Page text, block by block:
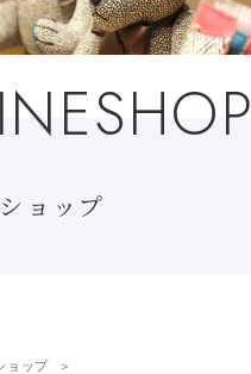
ョップ
ョップ